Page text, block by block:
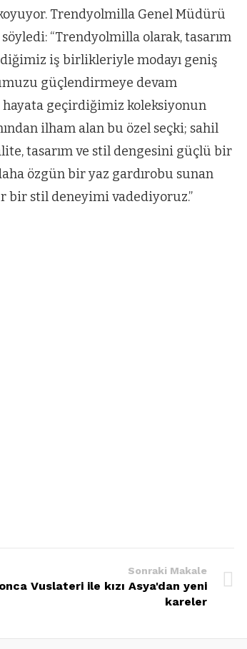
Trendyolmilla Genel Müdürü
“Trendyolmilla olarak, tasarım
iş birlikleriyle modayı geniş
güçlendirmeye devam
hayata geçirdiğimiz koleksiyonun
ilham alan bu özel seçki; sahil
tasarım ve stil dengesini güçlü bir
özgün bir yaz gardırobu sunan
bir stil deneyimi vadediyoruz.”
Sonraki Makale
Vuslateri ile kızı Asya'dan yeni
kareler